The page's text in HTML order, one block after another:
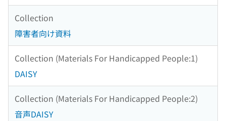
Collection
障害者向け資料
Collection (Materials For Handicapped People:1)
DAISY
Collection (Materials For Handicapped People:2)
音声DAISY